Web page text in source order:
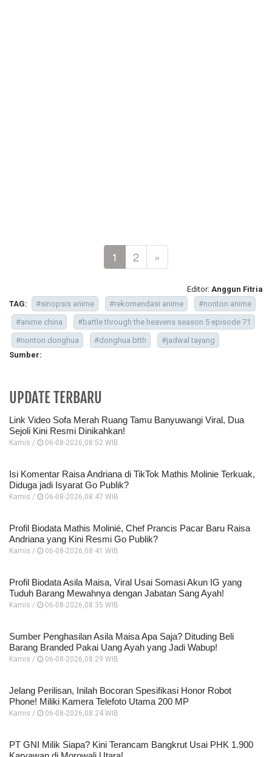
1 2 »
Editor: Anggun Fitria
TAG:
#sinopsis anime #rekomendasi anime
#nonton anime
#anime china
#battle through the heavens season 5 episode 71
#nonton donghua
#donghua btth
#jadwal tayang
Sumber:
UPDATE TERBARU
Link Video Sofa Merah Ruang Tamu Banyuwangi Viral, Dua
Sejoli Kini Resmi Dinikahkan!
Kamis / 06-08-2026,08:52 WIB
Isi Komentar Raisa Andriana di TikTok Mathis Molinie Terkuak,
Diduga jadi Isyarat Go Publik?
Kamis / 06-08-2026,08:47 WIB
Profil Biodata Mathis Molinié, Chef Prancis Pacar Baru Raisa
Andriana yang Kini Resmi Go Publik?
Kamis / 06-08-2026,08:41 WIB
Profil Biodata Asila Maisa, Viral Usai Somasi Akun IG yang
Tuduh Barang Mewahnya dengan Jabatan Sang Ayah!
Kamis / 06-08-2026,08:35 WIB
Sumber Penghasilan Asila Maisa Apa Saja? Dituding Beli
Barang Branded Pakai Uang Ayah yang Jadi Wabup!
Kamis / 06-08-2026,08:29 WIB
Jelang Perilisan, Inilah Bocoran Spesifikasi Honor Robot
Phone! Miliki Kamera Telefoto Utama 200 MP
Kamis / 06-08-2026,08:24 WIB
PT GNI Milik Siapa? Kini Terancam Bangkrut Usai PHK 1.900